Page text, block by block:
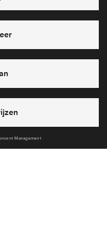
Bel ons op088-
(behalve tijdens
- 18:00 uur